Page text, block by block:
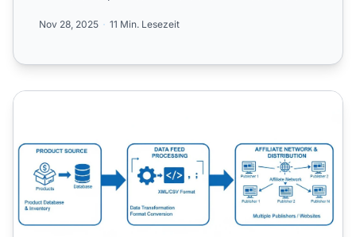
Nov 28, 2025 11 Min. Lesezeit
Wie wird ein Affiliate-Datenfeed verwendet?